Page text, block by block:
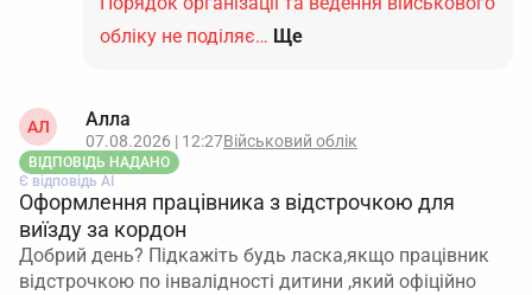
обліку не поділяє… Ще
АЛ Алла
07.08.2026 | 12:27Військовий облік
ВІДПОВІДЬ НАДАНО
Є відповідь АІ
Оформлення працівника з відстрочкою для
виїзду за кордон
Добрий день? Підкажіть будь ласка,якщо працівник
відстрочкою по інвалідності дитини ,який офіційно